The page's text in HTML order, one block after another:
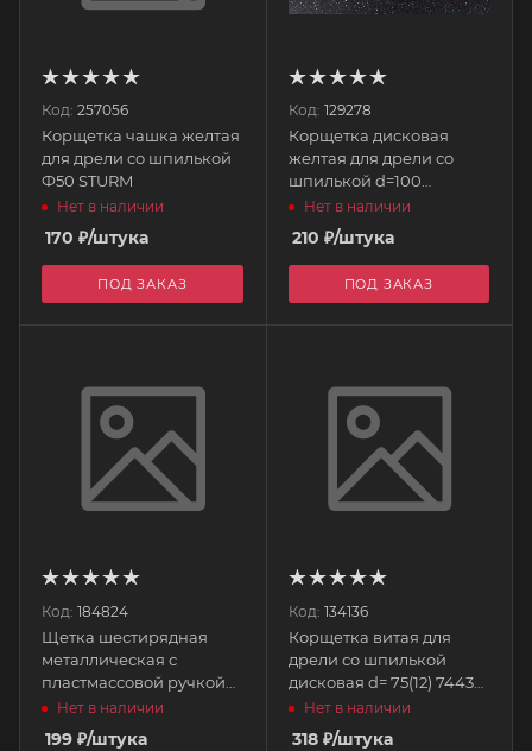
Код: 257056
Корщетка чашка желтая
для дрели со шпилькой
Ф50 STURM
Нет в наличии
170 ₽/штука
ПОД ЗАКАЗ
Код: 129278
Корщетка дисковая
желтая для дрели со
шпилькой d=100
74450/38510 MATRIX
Нет в наличии
210 ₽/штука
ПОД ЗАКАЗ
Код: 184824
Щетка шестирядная
металлическая с
пластмассовой ручкой
748685 SPARTA
Нет в наличии
199 ₽/штука
Код: 134136
Корщетка витая для
дрели со шпилькой
дисковая d= 75(12) 74430
MATRIX
Нет в наличии
318₽/штука